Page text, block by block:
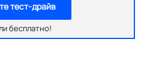
тест-драйв
бесплатно!